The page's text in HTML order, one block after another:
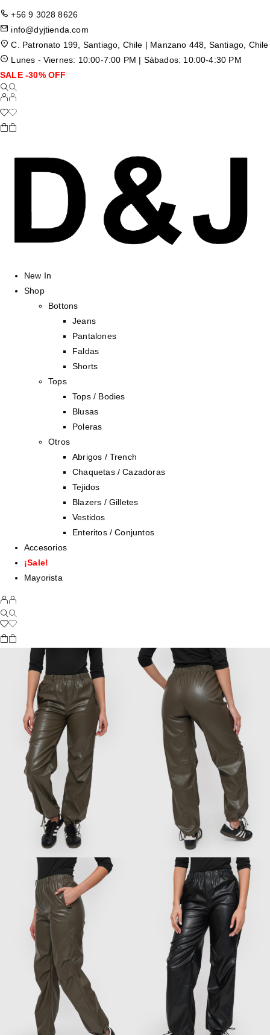
+56 9 3028 8626
info@dyjtienda.com
C. Patronato 199, Santiago, Chile | Manzano 448, Santiago, Chile
Lunes - Viernes: 10:00-7:00 PM | Sábados: 10:00-4:30 PM
SALE -30% OFF
New In
Shop
Bottons
Jeans
Pantalones
Faldas
Shorts
Tops
Tops / Bodies
Blusas
Poleras
Otros
Abrigos / Trench
Chaquetas / Cazadoras
Tejidos
Blazers / Gilletes
Vestidos
Enteritos / Conjuntos
Accesorios
¡Sale!
Mayorista